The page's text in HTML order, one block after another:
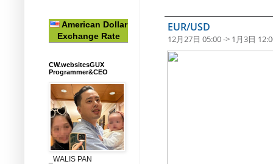
EUR/USD
12月27日 05:00 -> 1月3日
American Dollar
Exchange Rate
CW.websitesGUX
Programmer&CEO
_WALIS PAN